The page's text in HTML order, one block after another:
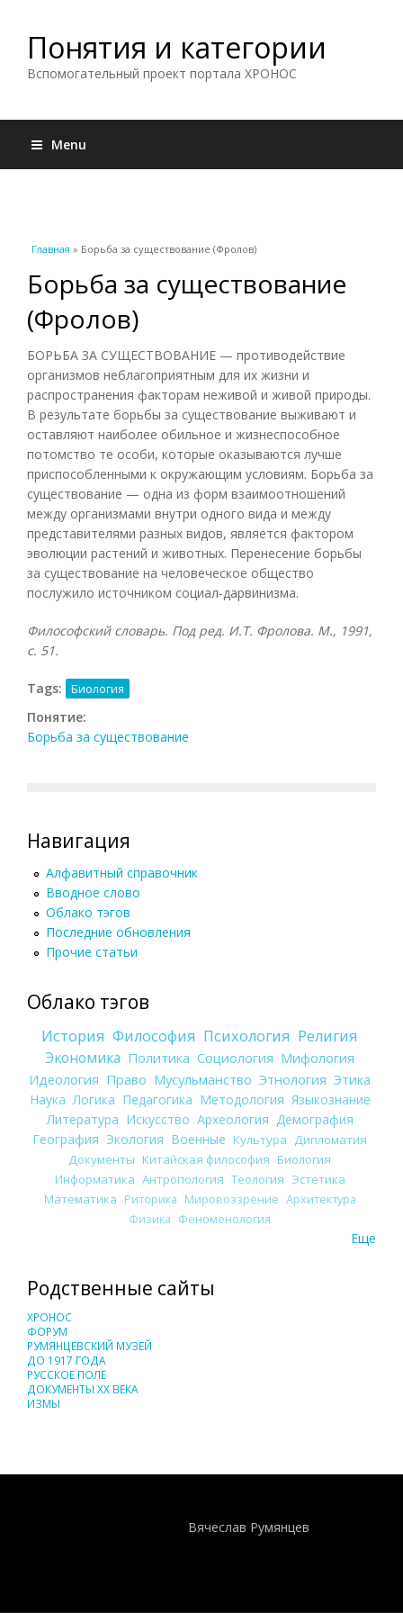
Понятия и категории
Вспомогательный проект портала ХРОНОС
Menu
Вы здесь
Главная » Борьба за существование (Фролов)
Борьба за существование
(Фролов)
БОРЬБА ЗА СУЩЕСТВОВАНИЕ — противодействие
организмов неблагоприятным для их жизни и
распространения факторам неживой и живой природы.
В результате борьбы за существование выживают и
оставляют наиболее обильное и жизнеспособное
потомство те особи, которые оказываются лучше
приспособленными к окружающим условиям. Борьба за
существование — одна из форм взаимоотношений
между организмами внутри одного вида и между
представителями разных видов, является фактором
эволюции растений и животных. Перенесение борьбы
за существование на человеческое общество
послужило источником социал-дарвинизма.
Философский словарь. Под ред. И.Т. Фролова. М., 1991,
с. 51.
Tags: Биология
Понятие:
Борьба за существование
Навигация
Алфавитный справочник
Вводное слово
Облако тэгов
Последние обновления
Прочие статьи
Облако тэгов
История Философия Психология Религия
Экономика Политика Социология Мифология
Идеология Право Мусульманство Этнология Этика
Наука Логика Педагогика Методология Языкознание
Литература Искусство Археология Демография
География Экология Военные Культура
Дипломатия
Документы Китайская философия Биология
Информатика Антропология Теология Эстетика
Математика Риторика Мировоззрение Архитектура
Физика Феноменология
Еще
Родственные сайты
ХРОНОС
ФОРУМ
РУМЯНЦЕВСКИЙ МУЗЕЙ
ДО 1917 ГОДА
РУССКОЕ ПОЛЕ
ДОКУМЕНТЫ XX ВЕКА
ИЗМЫ
Вячеслав Румянцев